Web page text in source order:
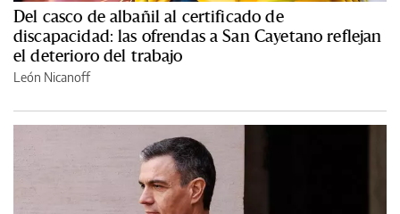
Del casco de albañil al certificado de
discapacidad: las ofrendas a San Cayetano reflejan
el deterioro del trabajo
León Nicanoff